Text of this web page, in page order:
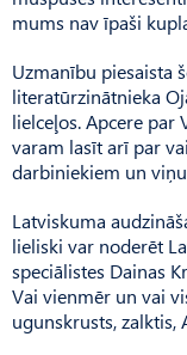
mums nav īpaši
Uzmanību piesaista
literatūrzinātnieka
lielceļos. Apcere par
varam lasīt arī par
darbiniekiem un
Latviskuma
lieliski var noderēt
speciālistes Dainas
Vai vienmēr un vai
ugunskrusts, zalktis,